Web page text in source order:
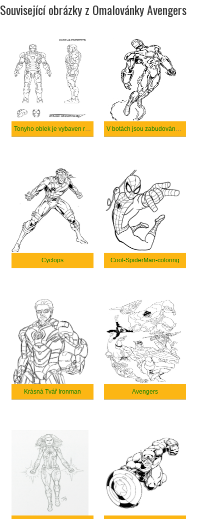
Související obrázky z Omalovánky Avengers
Tonyho oblek je vybaven různými zbraněmi pulzní pistolí, raketami, lasery. V botách jsou zabudovány motory, které vám umožňují létat.
Cyclops Cool-SpiderMan-coloring
Krásná Tvář Ironman Avengers